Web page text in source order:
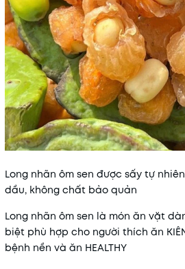
Điều kiện:
Long nhãn ôm sen được sấy tự
dầu, không chất bảo quản
Long nhãn ôm sen là món ăn vặt
biệt phù hợp cho người thích ăn
bệnh nền và ăn HEALTHY